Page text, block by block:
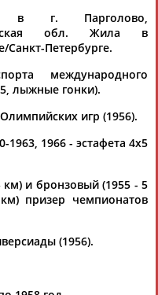
(МУХИНА)"
в г. Парголово,
обл. Жила в
Санкт-Петербурге.
международного
лыжные гонки).
игр (1956).
1966 - эстафета 4х5
км) и бронзовый (1955 - 5
призер чемпионатов
(1956).